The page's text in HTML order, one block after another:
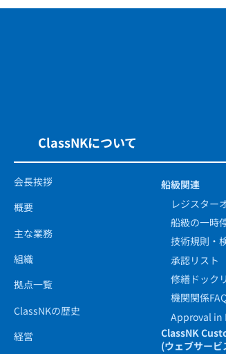
ClassNKについて
会長挨拶
概要
主な業務
組織
拠点一覧
ClassNKの歴史
経営
船級関連
レジスター
船級の一時
技術規則・
承認リスト
修繕ドック
機関関係
Approval in
ClassNK
(ウェブサービ